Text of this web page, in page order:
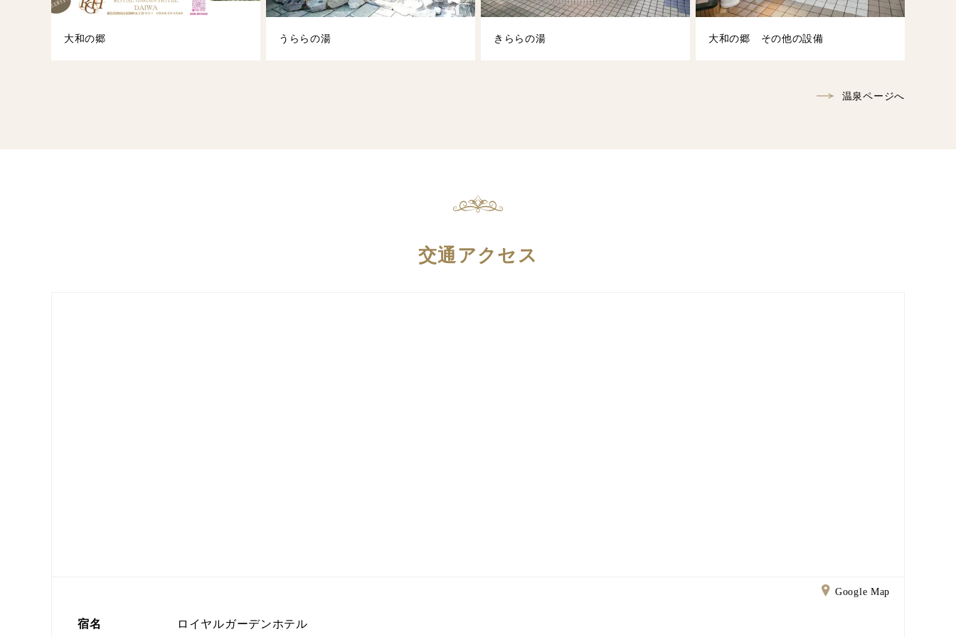
大和の郷 うららの湯 きららの湯 大和の郷 その他の設備
温泉ページへ
交通アクセス
Google Map
宿名 ロイヤルガーデンホテル